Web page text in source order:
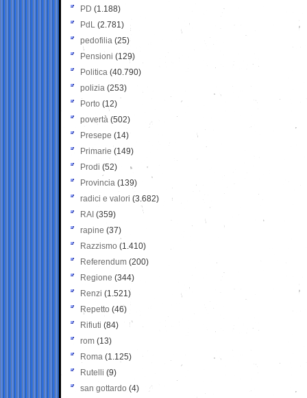
PD (1.188)
PdL (2.781)
pedofilia (25)
Pensioni (129)
Politica (40.790)
polizia (253)
Porto (12)
povertà (502)
Presepe (14)
Primarie (149)
Prodi (52)
Provincia (139)
radici e valori (3.682)
RAI (359)
rapine (37)
Razzismo (1.410)
Referendum (200)
Regione (344)
Renzi (1.521)
Repetto (46)
Rifiuti (84)
rom (13)
Roma (1.125)
Rutelli (9)
san gottardo (4)